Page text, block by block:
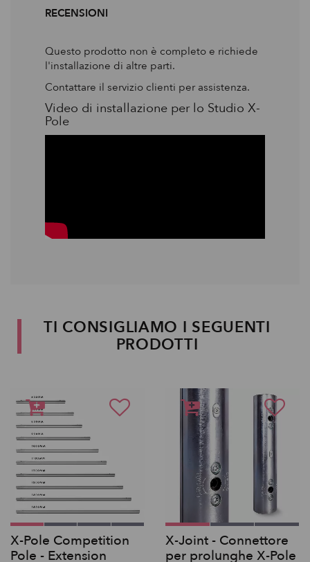
RECENSIONI
Questo prodotto non è completo e richiede
l'installazione di altre parti.
Contattare il servizio clienti per assistenza.
Video di installazione per lo Studio X-
Pole
TI CONSIGLIAMO I SEGUENTI
PRODOTTI
X-Pole Competition
Pole - Extension
X-Joint - Connettore
per prolunghe X-Pole